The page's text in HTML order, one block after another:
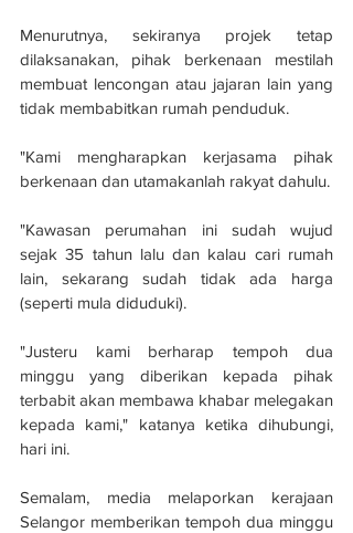
Menurutnya, sekiranya projek tetap
dilaksanakan, pihak berkenaan mestilah
membuat lencongan atau jajaran lain yang
tidak membabitkan rumah penduduk.
"Kami mengharapkan kerjasama pihak
berkenaan dan utamakanlah rakyat dahulu.
"Kawasan perumahan ini sudah wujud
sejak 35 tahun lalu dan kalau cari rumah
lain, sekarang sudah tidak ada harga
(seperti mula diduduki).
"Justeru kami berharap tempoh dua
minggu yang diberikan kepada pihak
terbabit akan membawa khabar melegakan
kepada kami," katanya ketika dihubungi,
hari ini.
Semalam, media melaporkan kerajaan
Selangor memberikan tempoh dua minggu